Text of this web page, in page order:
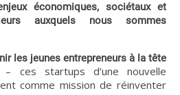
économiques, sociétaux et
auxquels nous sommes
les jeunes entrepreneurs à la tête
– ces startups d’une nouvelle
comme mission de réinventer